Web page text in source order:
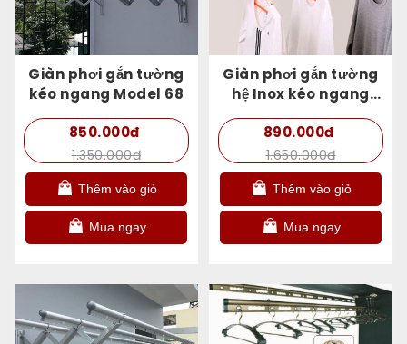
Giàn phơi gắn tường
kéo ngang Model 68
850.000đ
1.350.000đ
Thêm vào giỏ
Mua ngay
Giàn phơi gắn tường
hệ Inox kéo ngang
Hòa Phát HP- 68B
890.000đ
1.650.000đ
Thêm vào giỏ
Mua ngay